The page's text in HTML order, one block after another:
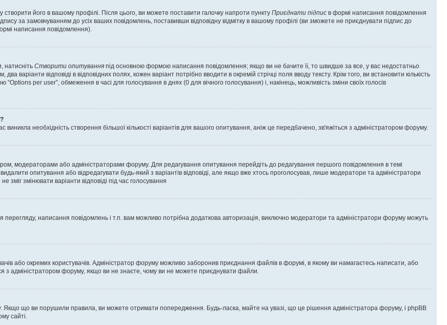
його в вашому профілі. Після цього, ви можете поставити галочку напроти пункту Приєднати підпис в формі написання повідомлення
за замовчуванням до усіх ваших повідомлень, поставивши відповідну відмітку в вашому профілі (ви зможете не приєднувати підпис до
написання повідомлення).
натисніть Створити опитування під основною формою написання повідомлення; якщо ви не бачите її, то швидше за все, у вас недостатньо
варіанти відповіді в відповідних полях, кожен варіант потрібно вводити в окремій стрічці поля вводу тексту. Крім того, ви встановити кількість
“Options per user”, обмеження в часі для голосування в днях (0 для вічного голосування) і, накінець, можливість зміни своїх голосів
необхідність створення більшої кількості варіантів для вашого опитування, аніж це передбачено, зв'яжіться з адміністратором форуму.
модераторами або адміністраторами форуму. Для редагування опитування перейдіть до редагування першого повідомлення в темі
опитування або відредагувати будь-який з варіантів відповіді, але якщо вже хтось проголосував, лише модератори та адміністратори
змінювати варіанти відповіді під час голосування
написання повідомлень і т.п. вам можливо потрібна додаткова авторизація, виключно модератори та адміністратори форуму можуть
або окремих користувачів. Адміністратор форуму можливо заборонив приєднання файлів в форумі, в якому ви намагаєтесь написати, або
з адміністратором форуму, якщо ви не знаєте, чому ви не можете приєднувати файли.
Якщо що ви порушили правила, ви можете отримати попередження. Будь-ласка, майте на увазі, що це рішення адміністратора форуму, і phpBB
сайті.